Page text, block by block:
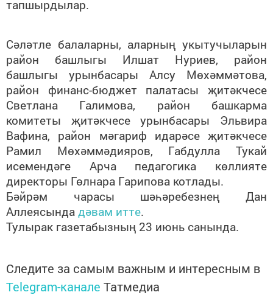
тапшырдылар.
Сәләтле балаларны, аларның укытучыларын
район башлыгы Илшат Нуриев, район
башлыгы урынбасары Алсу Мөхәммәтова,
район финанс-бюджет палатасы җитәкчесе
Светлана Галимова, район башкарма
комитеты җитәкчесе урынбасары Эльвира
Вафина, район мәгариф идарәсе җитәкчесе
Рамил Мөхәммәдияров, Габдулла Тукай
исемендәге Арча педагогика көллияте
директоры Гөлнара Гарипова котлады.
Бәйрәм чарасы шәһәребезнең Дан
Аллеясында дәвам итте.
Тулырак газетабызның 23 июнь санында.
Следите за самым важным и интересным в
Telegram-канале Татмедиа